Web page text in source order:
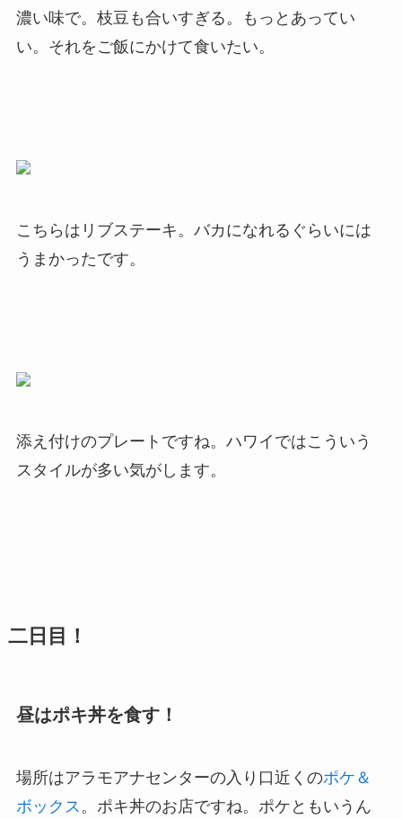
濃い味で。枝豆も合いすぎる。もっとあってい
い。それをご飯にかけて食いたい。
こちらはリブステーキ。バカになれるぐらいには
うまかったです。
添え付けのプレートですね。ハワイではこういう
スタイルが多い気がします。
二日目！
昼はポキ丼を食す！
場所はアラモアナセンターの入り口近くのポケ＆
ボックス 。ポキ丼のお店ですね。ポケともいうん